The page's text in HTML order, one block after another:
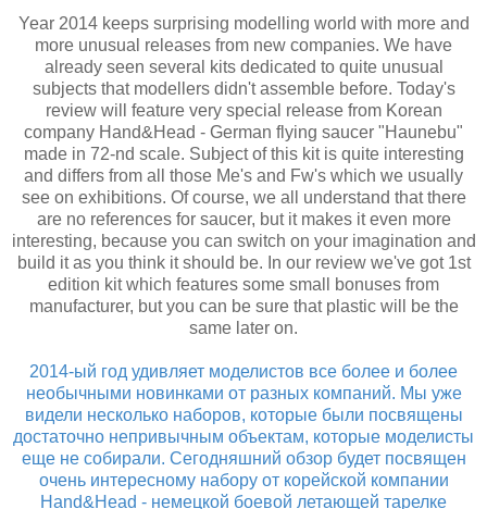
Year 2014 keeps surprising modelling world with more and
more unusual releases from new companies. We have
already seen several kits dedicated to quite unusual
subjects that modellers didn't assemble before. Today's
review will feature very special release from Korean
company Hand&Head - German flying saucer "Haunebu"
made in 72-nd scale. Subject of this kit is quite interesting
and differs from all those Me's and Fw's which we usually
see on exhibitions. Of course, we all understand that there
are no references for saucer, but it makes it even more
interesting, because you can switch on your imagination and
build it as you think it should be. In our review we've got 1st
edition kit which features some small bonuses from
manufacturer, but you can be sure that plastic will be the
same later on.
2014-ый год удивляет моделистов все более и более
необычными новинками от разных компаний. Мы уже
видели несколько наборов, которые были посвящены
достаточно непривычным объектам, которые моделисты
еще не собирали. Сегодняшний обзор будет посвящен
очень интересному набору от корейской компании
Hand&Head - немецкой боевой летающей тарелке